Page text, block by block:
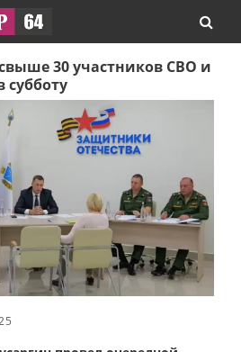
30 участников СВО и
субботу